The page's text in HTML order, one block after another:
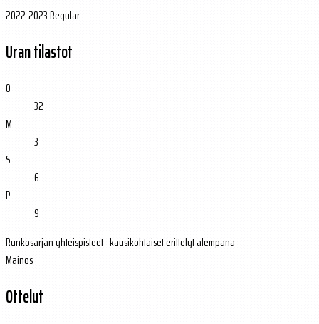
2022-2023 Regular
Uran tilastot
O
32
M
3
S
6
P
9
Runkosarjan yhteispisteet · kausikohtaiset erittelyt alempana
Mainos
Ottelut